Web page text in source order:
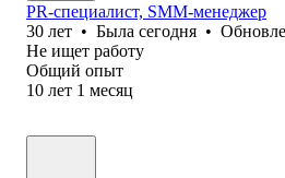
PR-специалист, SMM-менеджер
30 лет • Была сегодня •
Не ищет работу
Общий опыт
10 лет 1 месяц